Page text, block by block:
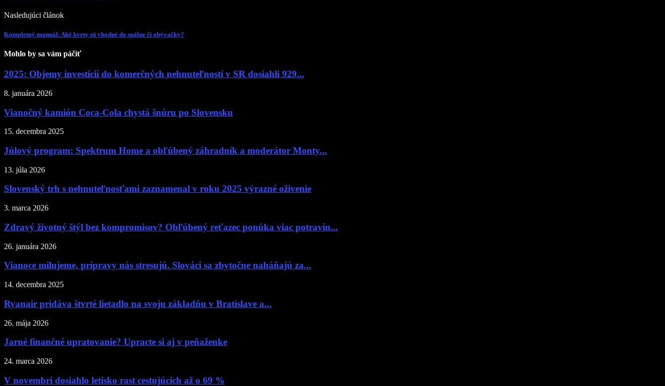
Nasledujúci článok
Kompletný manuál: Aké kvety sú vhodné do spálne či obývačky?
Mohlo by sa vám páčiť
2025: Objemy investícií do komerčných nehnuteľností v SR dosiahli 929...
8. januára 2026
Vianočný kamión Coca-Cola chystá šnúru po Slovensku
15. decembra 2025
Júlový program: Spektrum Home a obľúbený záhradník a moderátor Monty...
13. júla 2026
Slovenský trh s nehnuteľnosťami zaznamenal v roku 2025 výrazné oživenie
3. marca 2026
Zdravý životný štýl bez kompromisov? Obľúbený reťazec ponúka viac potravín...
26. januára 2026
Vianoce milujeme, prípravy nás stresujú. Slováci sa zbytočne naháňajú za...
14. decembra 2025
Ryanair pridáva štvrté lietadlo na svoju základňu v Bratislave a...
26. mája 2026
Jarné finančné upratovanie? Upracte si aj v peňaženke
24. marca 2026
V novembri dosiahlo letisko rast cestujúcich až o 69 %